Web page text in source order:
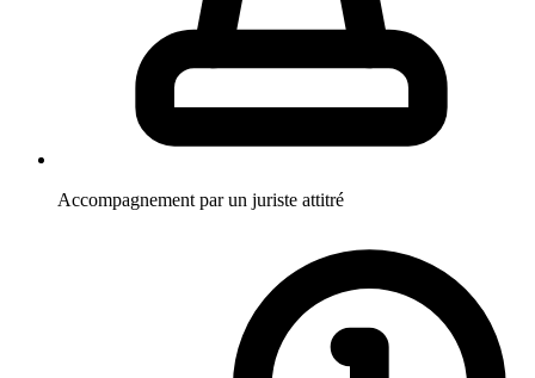
Accompagnement par un juriste attitré